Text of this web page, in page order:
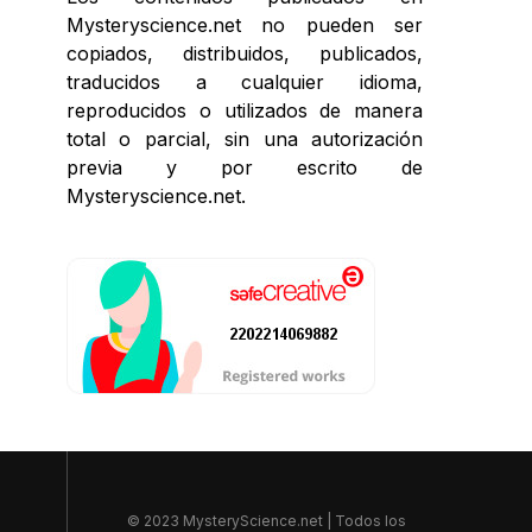
Mysteryscience.net no pueden ser
copiados, distribuidos, publicados,
traducidos a cualquier idioma,
reproducidos o utilizados de manera
total o parcial, sin una autorización
previa y por escrito de
Mysteryscience.net.
© 2023 MysteryScience.net | Todos los